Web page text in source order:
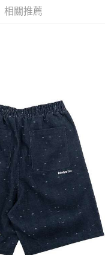
相關推薦